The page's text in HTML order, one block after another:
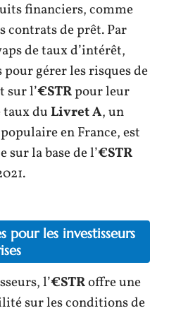
financiers, comme
contrats de prêt. Par
de taux d’intérêt,
gérer les risques de
sur l’€STRpour leur
duLivret A, un
en France, est
sur la base de l’€STR
pour les investisseurs
l’€STRoffre une
sur les conditions de